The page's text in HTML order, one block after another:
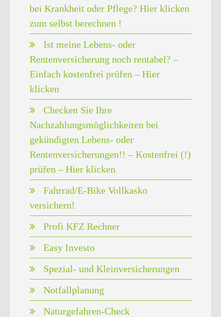
bei Krankheit oder Pflege? Hier klicken
zum selbst berechnen !
Ist meine Lebens- oder
Rentenversicherung noch rentabel? –
Einfach kostenfrei prüfen – Hier
klicken
Checken Sie Ihre
Nachzahlungsmöglichkeiten bei
gekündigten Lebens- oder
Rentenversicherungen!! – Kostenfrei (!)
prüfen – Hier klicken
Fahrrad/E-Bike Vollkasko
versichern!
Profi KFZ Rechner
Easy Investo
Spezial- und Kleinversicherungen
Notfallplanung
Naturgefahren-Check